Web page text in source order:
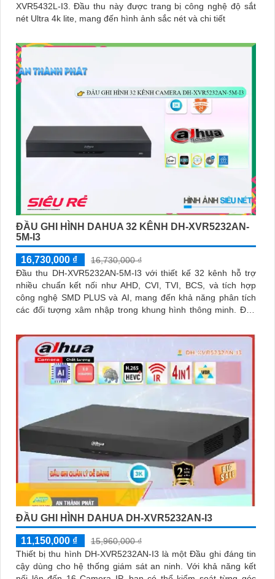
XVR5432L-I3. Đầu thu này được trang bị công nghệ độ sắt
nét Ultra 4k lite, mang đến hình ảnh sắc nét và chi tiết
ĐẦU GHI HÌNH DAHUA 32 KÊNH DH-XVR5232AN-
5M-I3
16,730,000 ₫
16,730,000 ₫
Đầu thu DH-XVR5232AN-5M-I3 với thiết kế 32 kênh hỗ trợ
nhiều chuẩn kết nối như AHD, CVI, TVI, BCS, và tích hợp
công nghệ SMD PLUS và AI, mang đến khả năng phân tích
các đối tượng xâm nhập trong khung hình thông minh. Đầu
rộng thêm 16 kênh IP đáp ứng nhu cầu dễ dàng
ĐẦU GHI HÌNH DAHUA DH-XVR5232AN-I3
11,150,000 ₫
15,960,000 ₫
Thiết bị thu hình DH-XVR5232AN-I3 là một Đầu ghi đáng tin
cậy dùng cho hệ thống giám sát an ninh. Với khả năng kết